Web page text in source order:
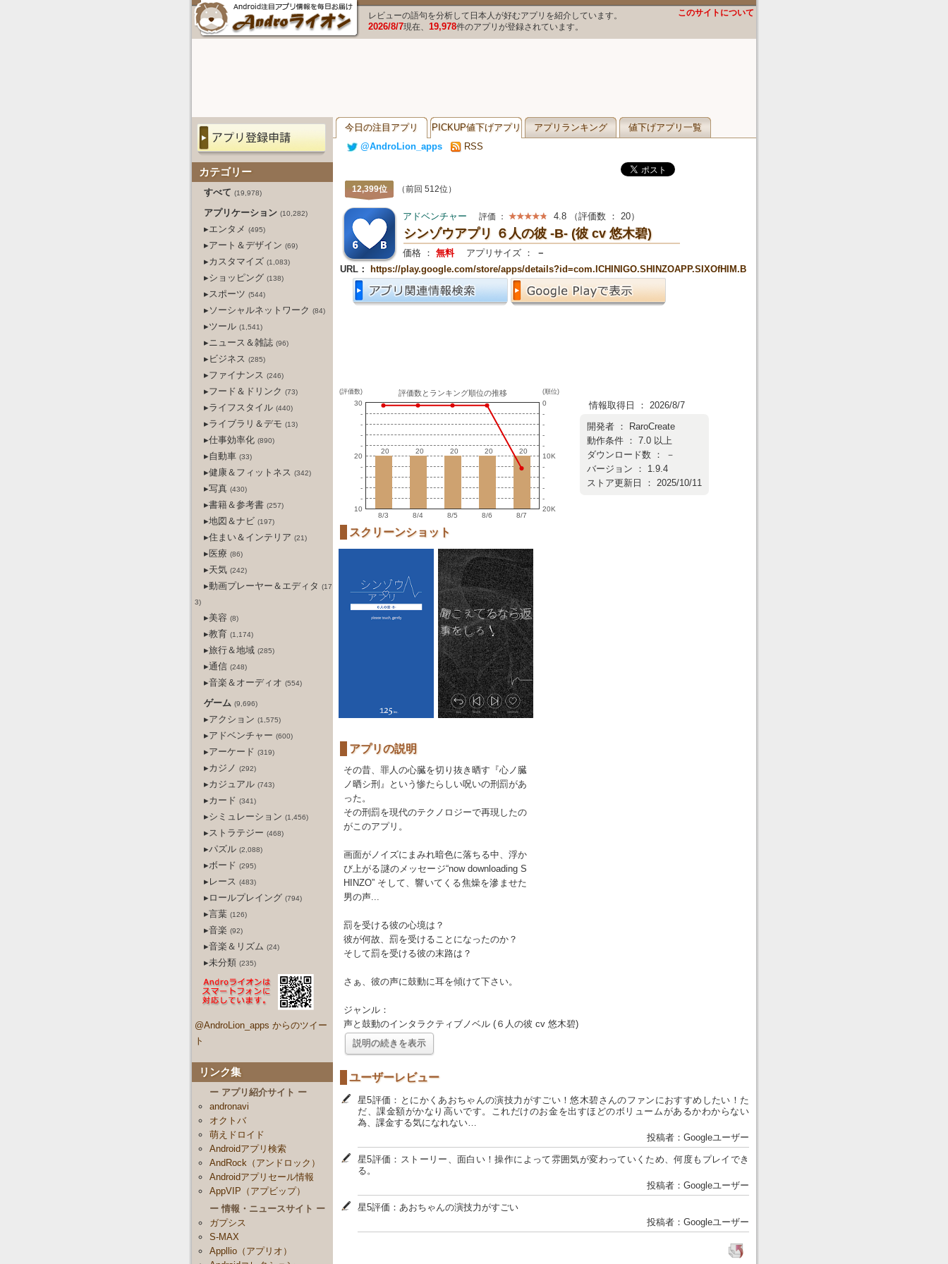
レビューの語句を分析して日本人が好むアプリを紹介しています。
2026/8/7現在、 19,978件のアプリが登録されています。
このサイトについて
今日の注目アプリ PICKUP値下げアプリ アプリランキング
値下げアプリ一覧
@AndroLion_apps
RSS
カテゴリー
すべて (19,978)
アプリケーション (10,282)
▸エンタメ (495)
▸アート＆デザイン (69)
▸カスタマイズ (1,083)
▸ショッピング (138)
▸スポーツ (544)
▸ソーシャルネットワーク (84)
▸ツール (1,541)
▸ニュース＆雑誌 (96)
▸ビジネス (285)
▸ファイナンス (246)
▸フード＆ドリンク (73)
▸ライフスタイル (440)
▸ライブラリ＆デモ (13)
▸仕事効率化 (890)
▸自動車 (33)
▸健康＆フィットネス (342)
▸写真 (430)
▸書籍＆参考書 (257)
▸地図＆ナビ (197)
▸住まい＆インテリア (21)
▸医療 (86)
▸天気 (242)
▸動画プレーヤー＆エディタ (17
3)
▸美容 (8)
▸教育 (1,174)
▸旅行＆地域 (285)
▸通信 (248)
▸音楽＆オーディオ (554)
ゲーム (9,696)
▸アクション (1,575)
▸アドベンチャー (600)
▸アーケード (319)
▸カジノ (292)
▸カジュアル (743)
▸カード (341)
▸シミュレーション (1,456)
▸ストラテジー (468)
▸パズル (2,088)
▸ボード (295)
▸レース (483)
▸ロールプレイング (794)
▸言葉 (126)
▸音楽 (92)
▸音楽＆リズム (24)
▸未分類 (235)
@AndroLion_apps からのツイー
ト
リンク集
ー アプリ紹介サイト ー
andronavi
オクトバ
萌えドロイド
Androidアプリ検索
AndRock（アンドロック）
Androidアプリセール情報
AppVIP（アプビップ）
ー 情報・ニュースサイト ー
ガプシス
S-MAX
Appllio（アプリオ）
12,399位 （前回 512位）
アドベンチャー 評価 ： 4.8 （評価数 ： 20）
シンゾウアプリ ６人の彼 -B- (彼 cv 悠木碧)
価格 ： 無料 アプリサイズ ：
－
URL：
https://play.google.com/store/apps/details?id=com.ICHINIGO.SHINZOAPP.SIXOfHIM.B
(評価数)
30
-
-
-
-
20
-
-
-
-
10
評価数とランキング順位の推移
20
20 20
20 20
20 20
20 20
20
8/3 8/4 8/5 8/6 8/7
(順位)
0
-
-
-
-
10K
-
-
-
-
20K
情報取得日 ： 2026/8/7
開発者 ：
RaroCreate
動作条件 ： 7.0 以上
ダウンロード数 ： －
バージョン ： 1.9.4
ストア更新日 ： 2025/10/11
スクリーンショット
アプリの説明
その昔、罪人の心臓を切り抜き晒す『心ノ臓
ノ晒シ刑』という惨たらしい呪いの刑罰があ
った。
その刑罰を現代のテクノロジーで再現したの
がこのアプリ。
画面がノイズにまみれ暗色に落ちる中、浮か
び上がる謎のメッセージ“now downloading S
HINZO” そして、響いてくる焦燥を滲ませた
男の声...
罰を受ける彼の心境は？
彼が何故、罰を受けることになったのか？
そして罰を受ける彼の末路は？
さぁ、彼の声に鼓動に耳を傾けて下さい。
ジャンル：
声と鼓動のインタラクティブノベル (６人の彼 cv 悠木碧)
説明の続きを表示
ユーザーレビュー
星5評価：とにかくあおちゃんの演技力がすごい！悠木碧さんのファンにおすすめしたい！た
だ、課金額がかなり高いです。これだけのお金を出すほどのボリュームがあるかわからない
為、課金する気になれない…
投稿者：Googleユーザー
星5評価：ストーリー、面白い！操作によって雰囲気が変わっていくため、何度もプレイでき
る。
投稿者：Googleユーザー
星5評価：あおちゃんの演技力がすごい
投稿者：Googleユーザー